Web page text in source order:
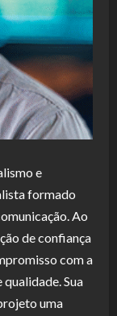
e
formado
Ao
de confiança
com a
Sua
uma